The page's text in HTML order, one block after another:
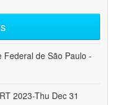
Federal de São Paulo -
2023-Thu Dec 31